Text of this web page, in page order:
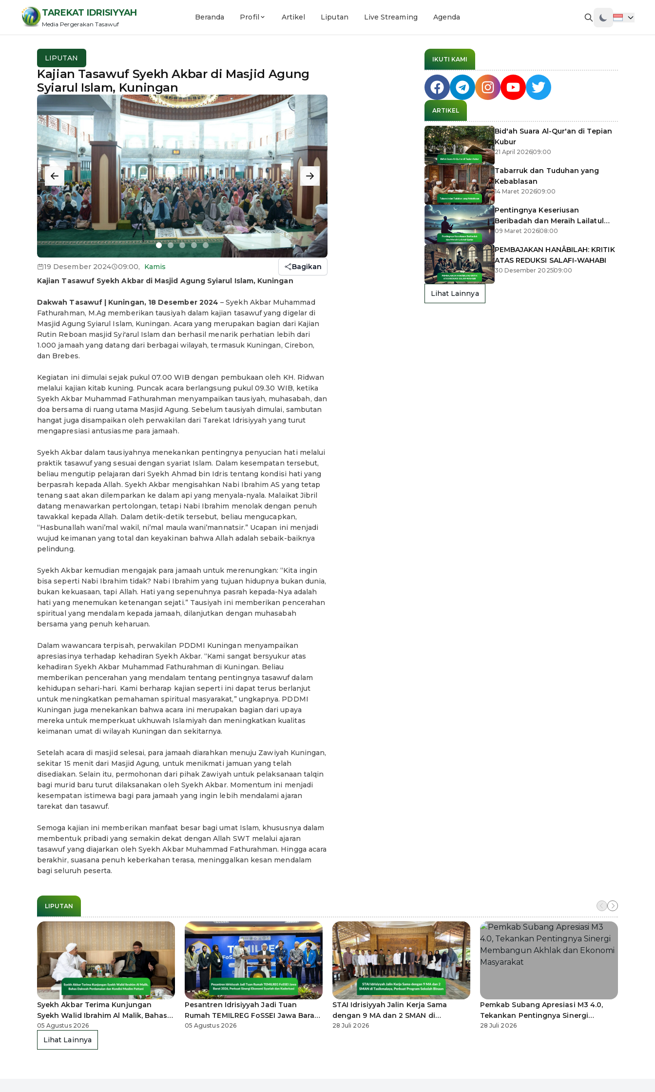
TAREKAT IDRISIYYAH
Media Pergerakan Tasawuf
Beranda Profil Artikel Liputan Live Streaming Agenda
LIPUTAN
Kajian Tasawuf Syekh Akbar di Masjid Agung
Syiarul Islam, Kuningan
19 Desember 2024 09:00, Kamis
Bagikan
Kajian Tasawuf Syekh Akbar di Masjid Agung Syiarul Islam, Kuningan
Dakwah Tasawuf | Kuningan, 18 Desember 2024 – Syekh Akbar Muhammad
Fathurahman, M.Ag memberikan tausiyah dalam kajian tasawuf yang digelar di
Masjid Agung Syiarul Islam, Kuningan. Acara yang merupakan bagian dari Kajian
Rutin Reboan masjid Syi'arul Islam dan berhasil menarik perhatian lebih dari
1.000 jamaah yang datang dari berbagai wilayah, termasuk Kuningan, Cirebon,
dan Brebes.
Kegiatan ini dimulai sejak pukul 07.00 WIB dengan pembukaan oleh KH. Ridwan
melalui kajian kitab kuning. Puncak acara berlangsung pukul 09.30 WIB, ketika
Syekh Akbar Muhammad Fathurahman menyampaikan tausiyah, muhasabah, dan
doa bersama di ruang utama Masjid Agung. Sebelum tausiyah dimulai, sambutan
hangat juga disampaikan oleh perwakilan dari Tarekat Idrisiyyah yang turut
mengapresiasi antusiasme para jamaah.
Syekh Akbar dalam tausiyahnya menekankan pentingnya penyucian hati melalui
praktik tasawuf yang sesuai dengan syariat Islam. Dalam kesempatan tersebut,
beliau mengutip pelajaran dari Syekh Ahmad bin Idris tentang kondisi hati yang
berpasrah kepada Allah. Syekh Akbar mengisahkan Nabi Ibrahim AS yang tetap
tenang saat akan dilemparkan ke dalam api yang menyala-nyala. Malaikat Jibril
datang menawarkan pertolongan, tetapi Nabi Ibrahim menolak dengan penuh
tawakkal kepada Allah. Dalam detik-detik tersebut, beliau mengucapkan,
“Hasbunallah wani’mal wakil, ni’mal maula wani’mannatsir.” Ucapan ini menjadi
wujud keimanan yang total dan keyakinan bahwa Allah adalah sebaik-baiknya
pelindung.
Syekh Akbar kemudian mengajak para jamaah untuk merenungkan: “Kita ingin
bisa seperti Nabi Ibrahim tidak? Nabi Ibrahim yang tujuan hidupnya bukan dunia,
bukan kekuasaan, tapi Allah. Hati yang sepenuhnya pasrah kepada-Nya adalah
hati yang menemukan ketenangan sejati.” Tausiyah ini memberikan pencerahan
spiritual yang mendalam kepada jamaah, dilanjutkan dengan muhasabah
bersama yang penuh keharuan.
Dalam wawancara terpisah, perwakilan PDDMI Kuningan menyampaikan
apresiasinya terhadap kehadiran Syekh Akbar. “Kami sangat bersyukur atas
kehadiran Syekh Akbar Muhammad Fathurahman di Kuningan. Beliau
memberikan pencerahan yang mendalam tentang pentingnya tasawuf dalam
kehidupan sehari-hari. Kami berharap kajian seperti ini dapat terus berlanjut
untuk meningkatkan pemahaman spiritual masyarakat,” ungkapnya. PDDMI
Kuningan juga menekankan bahwa acara ini merupakan bagian dari upaya
mereka untuk memperkuat ukhuwah Islamiyah dan meningkatkan kualitas
keimanan umat di wilayah Kuningan dan sekitarnya.
Setelah acara di masjid selesai, para jamaah diarahkan menuju Zawiyah Kuningan,
sekitar 15 menit dari Masjid Agung, untuk menikmati jamuan yang telah
disediakan. Selain itu, permohonan dari pihak Zawiyah untuk pelaksanaan talqin
bagi murid baru turut dilaksanakan oleh Syekh Akbar. Momentum ini menjadi
kesempatan istimewa bagi para jamaah yang ingin lebih mendalami ajaran
tarekat dan tasawuf.
Semoga kajian ini memberikan manfaat besar bagi umat Islam, khususnya dalam
membentuk pribadi yang semakin dekat dengan Allah SWT melalui ajaran
tasawuf yang diajarkan oleh Syekh Akbar Muhammad Fathurahman. Hingga acara
berakhir, suasana penuh keberkahan terasa, meninggalkan kesan mendalam
bagi seluruh peserta.
IKUTI KAMI
ARTIKEL
Bid'ah Suara Al-Qur'an di Tepian
Kubur
21 April 202609:00
Tabarruk dan Tuduhan yang
Kebablasan
14 Maret 202609:00
Pentingnya Keseriusan
Beribadah dan Meraih Lailatul
Qadar
09 Maret 202608:00
PEMBAJAKAN HANÂBILAH: KRITIK
ATAS REDUKSI SALAFI-WAHABI
30 Desember 202509:00
Lihat Lainnya
LIPUTAN
Syekh Akbar Terima Kunjungan
Syekh Walid Ibrahim Al Malik, Bahas
Dakwah Perdamaian dan Kondisi
Muslim Pattani
05 Agustus 2026
Pesantren Idrisiyyah Jadi Tuan
Rumah TEMILREG FoSSEI Jawa Barat
2026, Perkuat Sinergi Ekonomi
05 Agustus 2026
STAI Idrisiyyah Jalin Kerja Sama
dengan 9 MA dan 2 SMAN di
Tasikmalaya, Perkuat Program
28 Juli 2026
Pemkab Subang Apresiasi M3 4.0,
Tekankan Pentingnya Sinergi
Membangun Akhlak dan Ekonomi
28 Juli 2026
Lihat Lainnya